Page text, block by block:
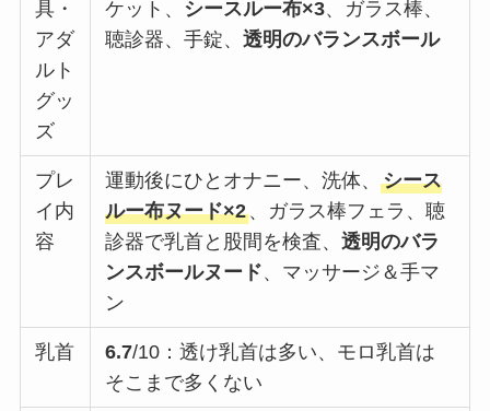
具・
アダ
ルト
グッ
ズ
ケット、 シースルー布×3、ガラス棒、
聴診器、手錠、透明のバランスボール
プレ
イ内
容
運動後にひとオナニー、洗体、シース
ルー布ヌード×2、ガラス棒フェラ、聴
診器で乳首と股間を検査、透明のバラ
ンスボールヌード、マッサージ＆手マ
ン
乳首 6.7/10：透け乳首は多い、モロ乳首は
そこまで多くない